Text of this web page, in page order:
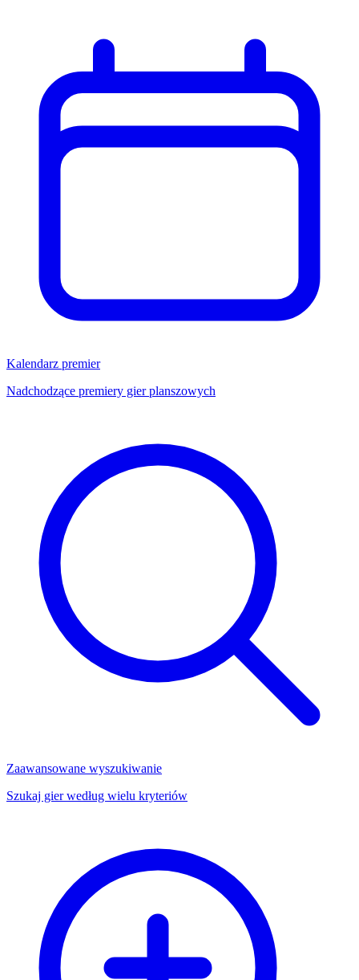
Kalendarz premier
Nadchodzące premiery gier planszowych
Zaawansowane wyszukiwanie
Szukaj gier według wielu kryteriów